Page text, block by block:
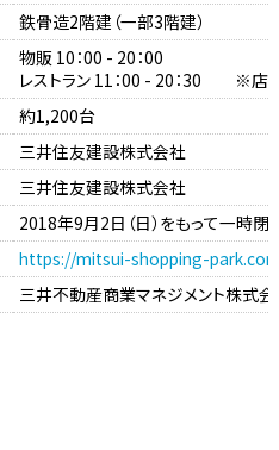
鉄骨造2階建（一部3階建）
物販 10：00 - 20：00
レストラン 11：00 - 20：30 ※店舗
約1,200台
三井住友建設株式会社
三井住友建設株式会社
2018年9月2日（日）をもって一時閉
https://mitsui-shopping-
三井不動産商業マネジメント株式